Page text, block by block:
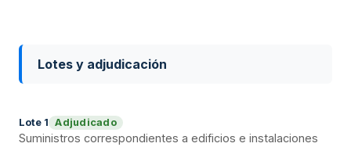
Lotes y adjudicación
Lote 1 Adjudicado
Suministros correspondientes a edificios e instalaciones